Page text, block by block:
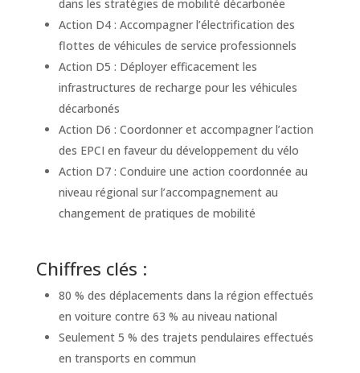
dans les stratégies de mobilité décarbonée
Action D4 : Accompagner l’électrification des
flottes de véhicules de service professionnels
Action D5 : Déployer efficacement les
infrastructures de recharge pour les véhicules
décarbonés
Action D6 : Coordonner et accompagner l’action
des EPCI en faveur du développement du vélo
Action D7 : Conduire une action coordonnée au
niveau régional sur l’accompagnement au
changement de pratiques de mobilité
Chiffres clés :
80 % des déplacements dans la région effectués
en voiture contre 63 % au niveau national
Seulement 5 % des trajets pendulaires effectués
en transports en commun